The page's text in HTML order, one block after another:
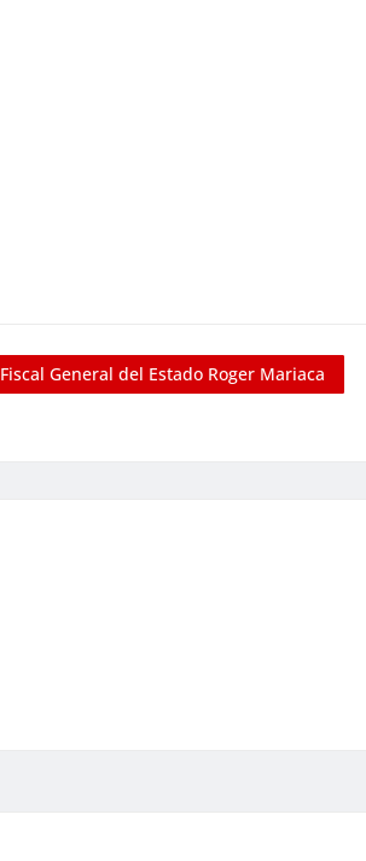
Fiscal General del Estado Roger Mariaca